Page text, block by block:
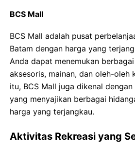
BCS Mall
BCS Mall adalah pusat
Batam dengan harga yang
Anda dapat menemukan
aksesoris, mainan, dan oleh-oleh
itu, BCS Mall juga dikenal
yang menyajikan berbagai
harga yang terjangkau.
Aktivitas Rekreasi yang